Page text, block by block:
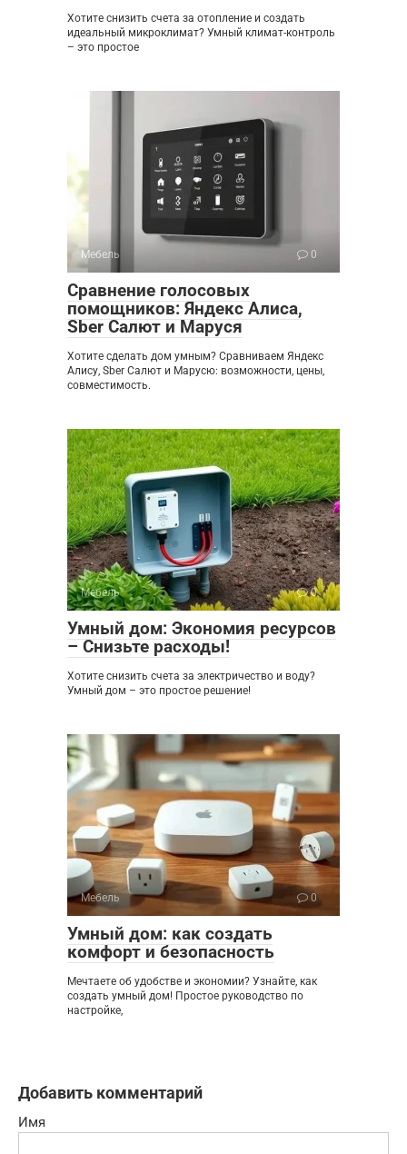
Хотите снизить счета за отопление и создать
идеальный микроклимат? Умный климат-контроль
– это простое
Мебель 0
Сравнение голосовых
помощников: Яндекс Алиса,
Sber Салют и Маруся
Хотите сделать дом умным? Сравниваем Яндекс
Алису, Sber Салют и Марусю: возможности, цены,
совместимость.
Мебель 0
Умный дом: Экономия ресурсов
– Снизьте расходы!
Хотите снизить счета за электричество и воду?
Умный дом – это простое решение!
Мебель 0
Умный дом: как создать
комфорт и безопасность
Мечтаете об удобстве и экономии? Узнайте, как
создать умный дом! Простое руководство по
настройке,
Добавить комментарий
Имя